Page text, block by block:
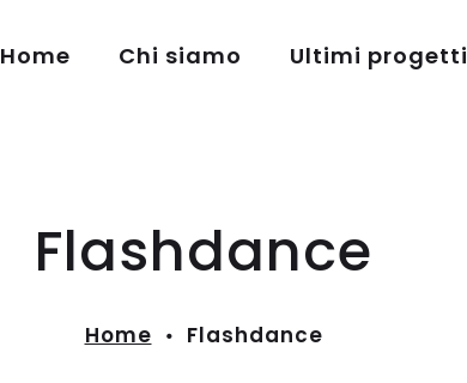
Home Chi siamo Ultimi progetti
Flashdance
Home
Flashdance